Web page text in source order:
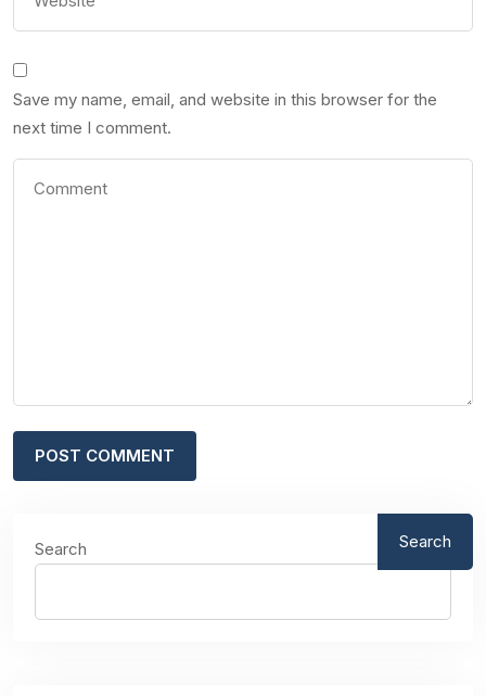
Save my name, email, and website in this browser for the
next time I comment.
Search Search